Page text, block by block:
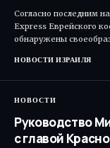
Согласно последним
Express Еврейского
обнаружены
НОВОСТИ ИЗРАИЛЯ
НОВОСТИ
Руководство
с главой